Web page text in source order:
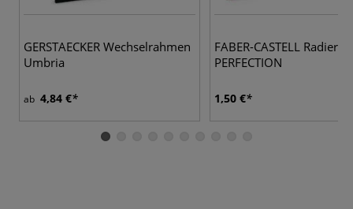
GERSTAECKER Wechselrahmen
Umbria
ab 4,84 €
FABER-CASTELL
PERFECTION
1,50 €